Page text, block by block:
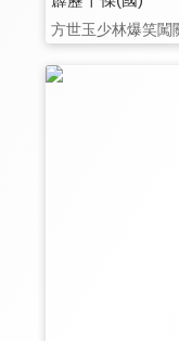
方世玉少林爆笑闖